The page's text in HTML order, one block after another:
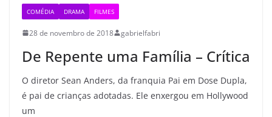
COMÉDIA DRAMA FILMES
28 de novembro de 2018 gabrielfabri
De Repente uma Família – Crítica
O diretor Sean Anders, da franquia Pai em Dose Dupla,
é pai de crianças adotadas. Ele enxergou em Hollywood
um